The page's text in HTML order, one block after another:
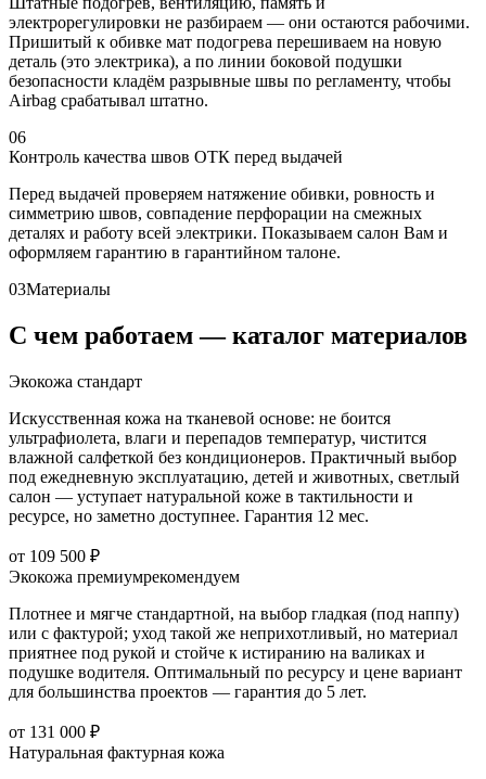
электрорегулировки не разбираем — они остаются рабочими.
Пришитый к обивке мат подогрева перешиваем на новую
деталь (это электрика), а по линии боковой подушки
безопасности кладём разрывные швы по регламенту, чтобы
Airbag срабатывал штатно.
06
Контроль качества швов ОТК перед выдачей
Перед выдачей проверяем натяжение обивки, ровность и
симметрию швов, совпадение перфорации на смежных
деталях и работу всей электрики. Показываем салон Вам и
оформляем гарантию в гарантийном талоне.
03Материалы
С чем работаем — каталог материалов
Экокожа стандарт
Искусственная кожа на тканевой основе: не боится
ультрафиолета, влаги и перепадов температур, чистится
влажной салфеткой без кондиционеров. Практичный выбор
под ежедневную эксплуатацию, детей и животных, светлый
салон — уступает натуральной коже в тактильности и
ресурсе, но заметно доступнее. Гарантия 12 мес.
от 109 500 ₽
Экокожа премиумрекомендуем
Плотнее и мягче стандартной, на выбор гладкая (под наппу)
или с фактурой; уход такой же неприхотливый, но материал
приятнее под рукой и стойче к истиранию на валиках и
подушке водителя. Оптимальный по ресурсу и цене вариант
для большинства проектов — гарантия до 5 лет.
от 131 000 ₽
Натуральная фактурная кожа